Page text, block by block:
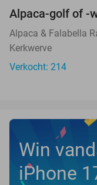
Alpaca-golf of -
Alpaca & Falabella
Kerkwerve
Verkocht: 214
Win
iPhone